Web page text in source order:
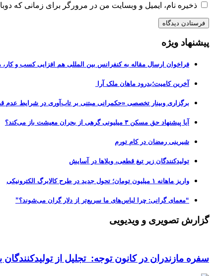
ذخیره نام، ایمیل و وبسایت من در مرورگر برای زمانی که
پیشنهاد ویژه
فراخوان ارسال مقاله به کنفرانس بین المللی هم افزایی کسب و
آخرین کامیت؛بدرود ماهان ملک آرا
برگزاری وبینار تخصصی «حکمرانی مبتنی بر تاب‌آوری در شرایط عدم
آیا پیشنهاد حق مسکن ۳ میلیونی گرهی از بحران معیشت باز می‌کند؟
شیرینی رمضان در کام تورم
تولیدکنندگان زیر تیغ قطعی، ویلاها در آسایش
واریز ماهانه ۱ میلیون تومان؛ تحول جدید در طرح کالابرگ الکترونیکی
“معمای گرانی: چرا لباس‌های ما سریع‌تر از دلار گران می‌شوند؟”
گزارش تصویری و ویدیویی
سفره مازندران در کانون توجه: تجلیل از